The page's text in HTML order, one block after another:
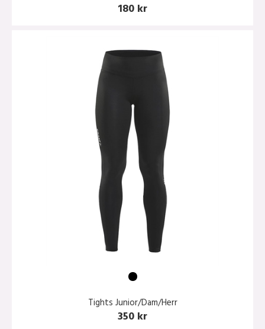
180 kr
Tights Junior/Dam/Herr
350 kr